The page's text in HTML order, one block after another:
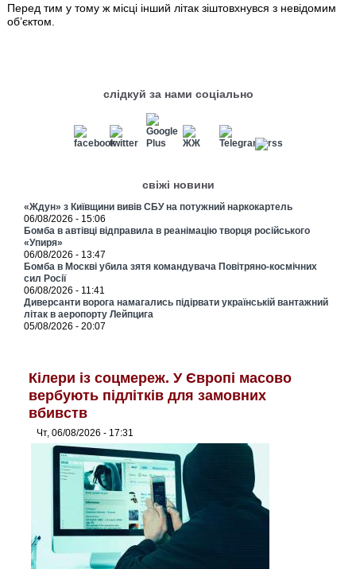
Перед тим у тому ж місці інший літак зіштовхнувся з невідомим
об’єктом.
слідкуй за нами соціально
свіжі новини
«Ждун» з Київщини вивів СБУ на потужний наркокартель
06/08/2026 - 15:06
Бомба в автівці відправила в реанімацію творця російського
«Упиря»
06/08/2026 - 13:47
Бомба в Москві убила зятя командувача Повітряно-космічних
сил Росії
06/08/2026 - 11:41
Диверсанти ворога намагались підірвати українській вантажний
літак в аеропорту Лейпцига
05/08/2026 - 20:07
Кілери із соцмереж. У Європі масово
вербують підлітків для замовних
вбивств
Чт, 06/08/2026 - 17:31